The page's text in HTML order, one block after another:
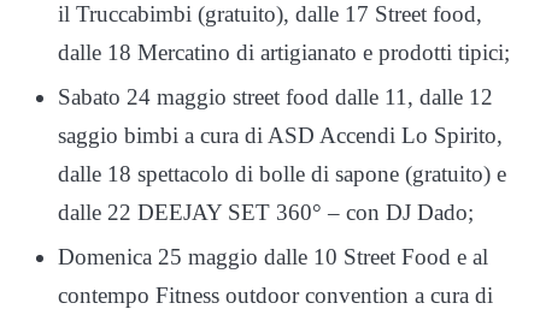
il Truccabimbi (gratuito), dalle 17 Street food,
dalle 18 Mercatino di artigianato e prodotti tipici;
Sabato 24 maggio street food dalle 11, dalle 12
saggio bimbi a cura di ASD Accendi Lo Spirito,
dalle 18 spettacolo di bolle di sapone (gratuito) e
dalle 22 DEEJAY SET 360° – con DJ Dado;
Domenica 25 maggio dalle 10 Street Food e al
contempo Fitness outdoor convention a cura di